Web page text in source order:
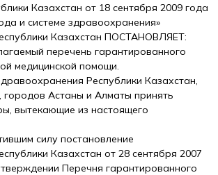
Казахстан от 18 сентября 2009 года
и системе здравоохранения»
Казахстан ПОСТАНОВЛЯЕТ:
перечень гарантированного
медицинской помощи.
Республики Казахстан,
городов Астаны и Алматы принять
вытекающие из настоящего
силу постановление
Казахстан от 28 сентября 2007
Перечня гарантированного